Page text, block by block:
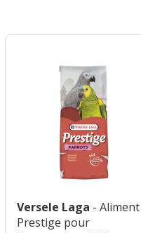
Versele Laga - Aliment
Prestige pour